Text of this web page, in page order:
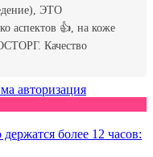
авторизация
более 12 часов: